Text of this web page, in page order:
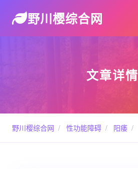
野川樱综合网
文章详情
野川樱综合网 / 性功能障碍 / 阳痿 /